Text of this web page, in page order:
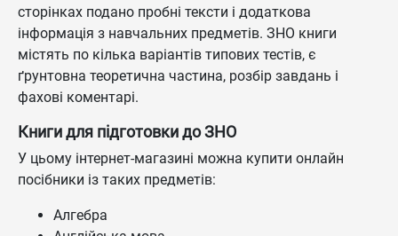
сторінках подано пробні тексти і додаткова
інформація з навчальних предметів. ЗНО книги
містять по кілька варіантів типових тестів, є
ґрунтовна теоретична частина, розбір завдань і
фахові коментарі.
Книги для підготовки до ЗНО
У цьому інтернет-магазині можна купити онлайн
посібники із таких предметів:
Алгебра